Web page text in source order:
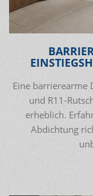
Eine barrierearme
und R11-
erheblich.
Abdichtung